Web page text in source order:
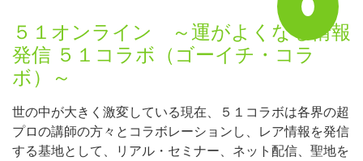
５１オンライン ～運がよくなる情報
発信 ５１コラボ（ゴーイチ・コラ
ボ）～
世の中が大きく激変している現在、５１コラボは各界の超
プロの講師の方々とコラボレーションし、レア情報を発信
する基地として、リアル・セミナー、ネット配信、聖地を